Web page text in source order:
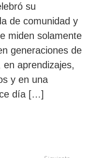
su
de comunidad y
miden solamente
generaciones de
aprendizajes,
y en una
día […]